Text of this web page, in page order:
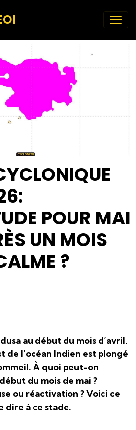
POUR MAI
UN MOIS
?
au début du mois d’avril,
de l’océan Indien est plongé
À quoi peut-on
du mois de mai ?
ou réactivation ? Voici ce
dire à ce stade.